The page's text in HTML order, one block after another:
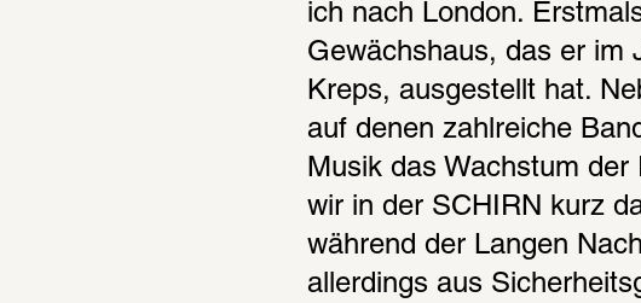
ich nach London.
Gewächshaus, das er im
Kreps, ausgestellt hat.
auf denen zahlreiche
Musik das Wachstum
wir in der SCHIRN kurz
während der Langen
allerdings aus